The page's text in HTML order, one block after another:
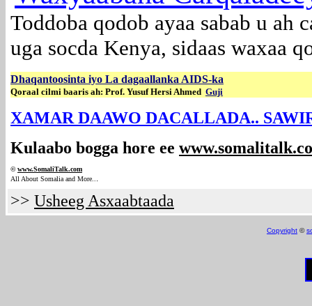
Toddoba qodob ayaa sabab u ah
uga socda Kenya, sidaas waxaa
Dhaqantoosinta iyo La dagaallanka AIDS-ka
Qoraal cilmi baaris ah: Prof. Yusuf Hersi Ahmed Guji
XAMAR DAAWO DACALLADA..
Kulaabo bogga hore ee
©www.SomaliTalk.com
All About Somalia and More.. .
>> Usheeg Asxaabtaada
Copyright ©